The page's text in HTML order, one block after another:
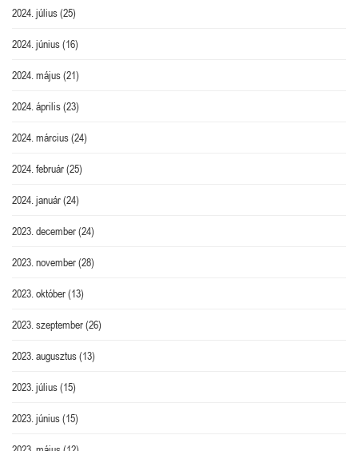
2024. július(25)
2024. június(16)
2024. május(21)
2024. április(23)
2024. március(24)
2024. február(25)
2024. január(24)
2023. december(24)
2023. november(28)
2023. október(13)
2023. szeptember(26)
2023. augusztus(13)
2023. július(15)
2023. június(15)